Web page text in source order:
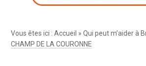
Vous êtes ici :Accueil »Qui peut m’aider à
CHAMP DE LA COURONNE